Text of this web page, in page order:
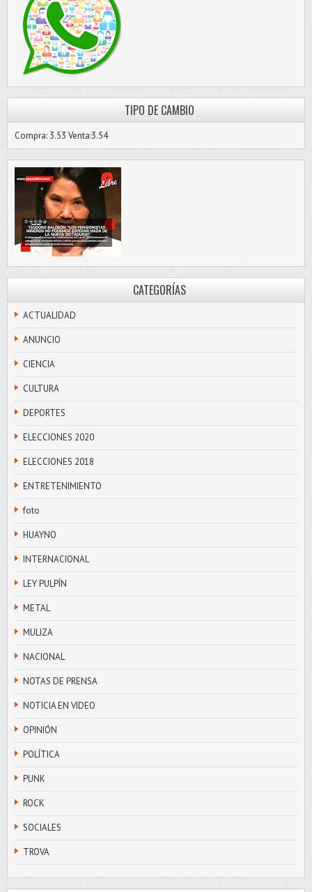
TIPO DE CAMBIO
Compra: 3.53 Venta:3.54
CATEGORÍAS
ACTUALIDAD
ANUNCIO
CIENCIA
CULTURA
DEPORTES
ELECCIONES 2020
ELECCIONES 2018
ENTRETENIMIENTO
foto
HUAYNO
INTERNACIONAL
LEY PULPÍN
METAL
MULIZA
NACIONAL
NOTAS DE PRENSA
NOTICIA EN VIDEO
OPINIÓN
POLÍTICA
PUNK
ROCK
SOCIALES
TROVA